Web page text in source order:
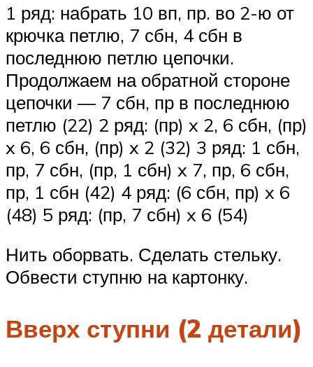
1 ряд: набрать 10 вп, пр. во 2-ю от
крючка петлю, 7 сбн, 4 сбн в
последнюю петлю цепочки.
Продолжаем на обратной стороне
цепочки — 7 сбн, пр в последнюю
петлю (22) 2 ряд: (пр) x 2, 6 сбн, (пр)
x 6, 6 сбн, (пр) x 2 (32) 3 ряд: 1 сбн,
пр, 7 сбн, (пр, 1 сбн) x 7, пр, 6 сбн,
пр, 1 сбн (42) 4 ряд: (6 сбн, пр) x 6
(48) 5 ряд: (пр, 7 сбн) x 6 (54)
Нить оборвать. Сделать стельку.
Обвести ступню на картонку.
Вверх ступни (2 детали)